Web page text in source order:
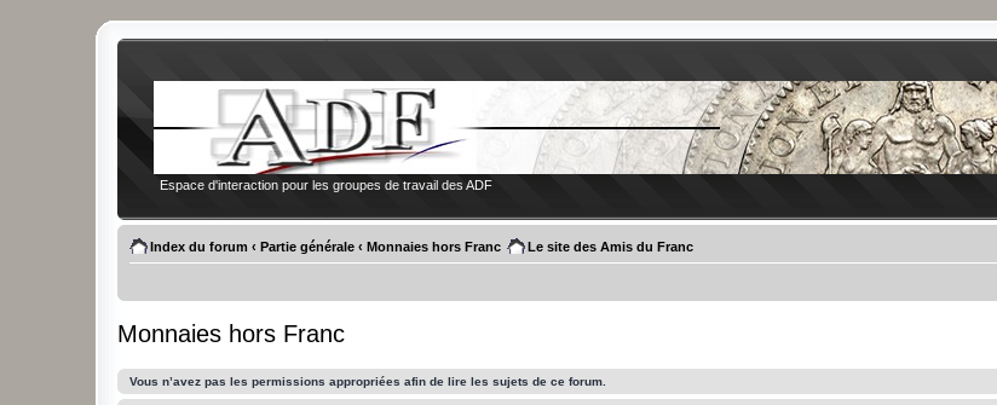
Espace d'interaction pour les groupes de travail des ADF
Index du forum ‹ Partie générale ‹ Monnaies hors Franc Le site des Amis du Franc
Monnaies hors Franc
Vous n’avez pas les permissions appropriées afin de lire les sujets de ce forum.